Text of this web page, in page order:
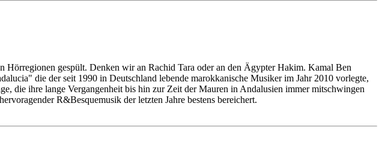
Hörregionen gespült. Denken wir an Rachid Tara oder an den Ägypter Hakim. Kamal Ben
die der seit 1990 in Deutschland lebende marokkanische Musiker im Jahr 2010 vorlegte,
die ihre lange Vergangenheit bis hin zur Zeit der Mauren in Andalusien immer mitschwingen
R&Besquemusik der letzten Jahre bestens bereichert.